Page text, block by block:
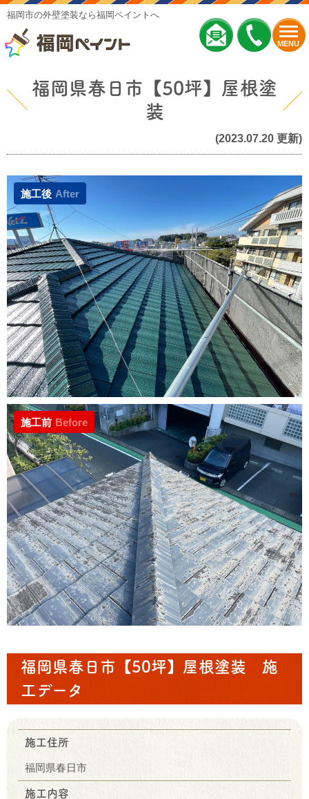
MENU
福岡市の外壁塗装なら福岡ペイントへ
福岡県春日市【50坪】屋根塗
装
(2023.07.20 更新)
施工後 After
施工前 Before
福岡県春日市【50坪】屋根塗装 施
工データ
施工住所
福岡県春日市
施工内容